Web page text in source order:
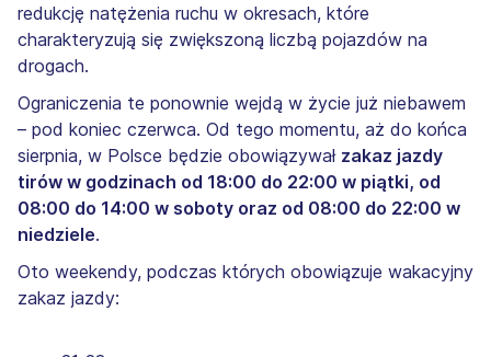
redukcję natężenia ruchu w okresach, które
charakteryzują się zwiększoną liczbą pojazdów na
drogach.
Ograniczenia te ponownie wejdą w życie już niebawem
– pod koniec czerwca. Od tego momentu, aż do końca
sierpnia, w Polsce będzie obowiązywał zakaz jazdy
tirów w godzinach od 18:00 do 22:00 w piątki, od
08:00 do 14:00 w soboty oraz od 08:00 do 22:00 w
niedziele.
Oto weekendy, podczas których obowiązuje wakacyjny
zakaz jazdy: